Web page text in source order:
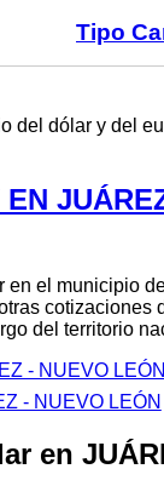
Tipo
del dólar y del
en el municipio
del territorio
- NUEVO LEÓN
- NUEVO LEÓN
en